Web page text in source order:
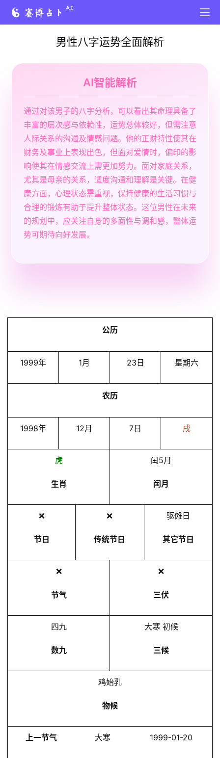
男性八字运势全面解析
AI智能解析
通过对该男子的八字分析，可以看出其命理具备了
丰富的层次感与依赖性，运势总体较好，但需注意
人际关系的沟通及情感问题。他的正财特性使其在
财务及事业上表现出色，但面对爱情时，偏印的影
响使其在情感交流上需更加努力。面对家庭关系，
尤其是母亲的关系，适度沟通和理解是关键。在健
康方面，心理状态需重视，保持健康的生活习惯与
合理的锻炼有助于提升整体状态。这位男性在未来
的规划中，应关注自身的多面性与调和感，整体运
势可期待向好发展。
公历
1999年 1月 23日 星期六
农历
1998年 12月 7日 戌
虎
生肖
闰5月
闰月
❌
节日
❌
传统节日
驱傩日
其它节日
❌
节气
❌
三伏
四九
数九
大寒 初候
三候
鸡始乳
物候
上一节气 大寒 1999-01-20